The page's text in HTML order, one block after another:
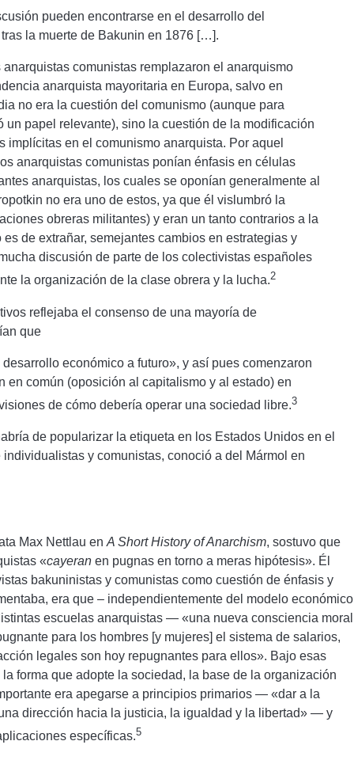
pueden encontrarse en el desarrollo del
la muerte de Bakunin en 1876 […].
comunistas remplazaron el anarquismo
anarquista mayoritaria en Europa, salvo en
no era la cuestión del comunismo (aunque para
un papel relevante), sino la cuestión de la modificación
implícitas en el comunismo anarquista. Por aquel
anarquistas comunistas ponían énfasis en células
anarquistas, los cuales se oponían generalmente al
no era uno de estos, ya que él vislumbró la
obreras militantes) y eran un tanto contrarios a la
de extrañar, semejantes cambios en estrategias y
discusión de parte de los colectivistas españoles
la organización de la clase obrera y la lucha.2
reflejaba el consenso de una mayoría de
que
económico a futuro», y así pues comenzaron
en común (oposición al capitalismo y al estado) en
de cómo debería operar una sociedad libre.3
de popularizar la etiqueta en los Estados Unidos en el
y comunistas, conoció a del Mármol en
Max Nettlau en A Short History of Anarchism, sostuvo que
«cayeran en pugnas en torno a meras hipótesis». Él
bakuninistas y comunistas como cuestión de énfasis y
era que – independientemente del modelo económico
escuelas anarquistas — «una nueva consciencia moral
para los hombres [y mujeres] el sistema de salarios,
legales son hoy repugnantes para ellos». Bajo esas
forma que adopte la sociedad, la base de la organización
era apegarse a principios primarios — «dar a la
dirección hacia la justicia, la igualdad y la libertad» — y
específicas.5